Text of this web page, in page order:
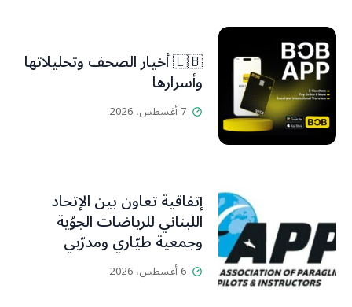
🇱🇧 أخيار الصحف وتحليلاتها
وأسرارها
7 أغسطس، 2026
إتفاقية تعاون بين الإتحاد
اللبناني للرياضات الجوّية
وجمعية طيّاري ومدرّبي
الطيران الشراعي
6 أغسطس، 2026